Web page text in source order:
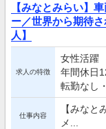
【みなとみらい】
ー／世界から期待
人】
求人の特徴
女性活躍
年間休日
転勤なし
仕事内容
【みな
メ...